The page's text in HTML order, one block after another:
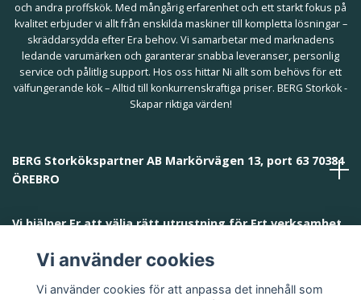
och andra proffskök. Med mångårig erfarenhet och ett starkt fokus på
kvalitet erbjuder vi allt från enskilda maskiner till kompletta lösningar –
skräddarsydda efter Era behov. Vi samarbetar med marknadens
ledande varumärken och garanterar snabba leveranser, personlig
service och pålitlig support. Hos oss hittar Ni allt som behövs för ett
välfungerande kök – Alltid till konkurrenskraftiga priser. BERG Storkök -
Skapar riktiga värden!
BERG Storkökspartner AB Markörvägen 13, port 63 70384
ÖREBRO
Vi hjälper Er att välja rätt utrustning för Ert verksamhet
Vi använder cookies
Vi använder cookies för att anpassa det innehåll som